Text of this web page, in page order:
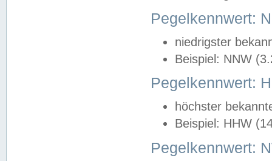
Pegelkennwert:
niedrigster
Beispiel: NNW
Pegelkennwert:
höchster
Beispiel: HHW
Pegelkennwert: